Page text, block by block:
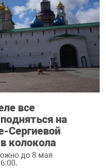
все
на
Сергиевой
колокола
до 8 мая